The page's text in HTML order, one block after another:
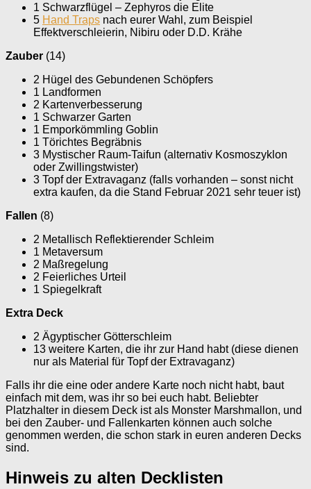
1 Schwarzflügel – Zephyros die Elite
5 Hand Traps nach eurer Wahl, zum Beispiel
Effektverschleierin, Nibiru oder D.D. Krähe
Zauber (14)
2 Hügel des Gebundenen Schöpfers
1 Landformen
2 Kartenverbesserung
1 Schwarzer Garten
1 Emporkömmling Goblin
1 Törichtes Begräbnis
3 Mystischer Raum-Taifun (alternativ Kosmoszyklon
oder Zwillingstwister)
3 Topf der Extravaganz (falls vorhanden – sonst nicht
extra kaufen, da die Stand Februar 2021 sehr teuer ist)
Fallen (8)
2 Metallisch Reflektierender Schleim
1 Metaversum
2 Maßregelung
2 Feierliches Urteil
1 Spiegelkraft
Extra Deck
2 Ägyptischer Götterschleim
13 weitere Karten, die ihr zur Hand habt (diese dienen
nur als Material für Topf der Extravaganz)
Falls ihr die eine oder andere Karte noch nicht habt, baut
einfach mit dem, was ihr so bei euch habt. Beliebter
Platzhalter in diesem Deck ist als Monster Marshmallon, und
bei den Zauber- und Fallenkarten können auch solche
genommen werden, die schon stark in euren anderen Decks
sind.
Hinweis zu alten Decklisten